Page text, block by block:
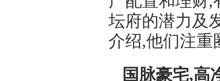
坛府的潜力及
介绍,他们注重
国脉豪宅,高